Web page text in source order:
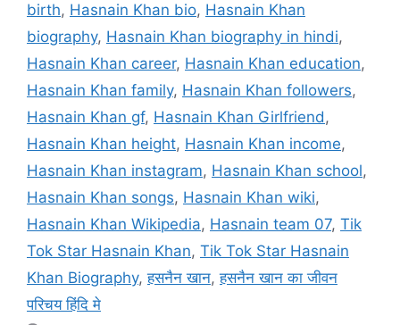
birth, Hasnain Khan bio, Hasnain Khan
biography, Hasnain Khan biography in hindi,
Hasnain Khan career, Hasnain Khan education,
Hasnain Khan family, Hasnain Khan followers,
Hasnain Khan gf, Hasnain Khan Girlfriend,
Hasnain Khan height, Hasnain Khan income,
Hasnain Khan instagram, Hasnain Khan school,
Hasnain Khan songs, Hasnain Khan wiki,
Hasnain Khan Wikipedia, Hasnain team 07, Tik
Tok Star Hasnain Khan, Tik Tok Star Hasnain
Khan Biography,हसनैन खान,हसनैन खान का जीवन
परिचय हिंदि मे